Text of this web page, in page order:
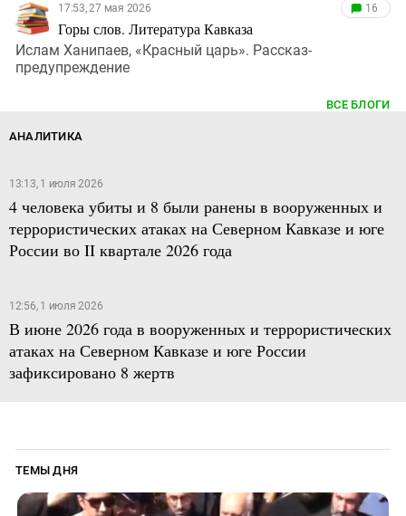
17:53, 27 мая 2026
Горы слов. Литература Кавказа
16
Ислам Ханипаев, «Красный царь». Рассказ-
предупреждение
ВСЕ БЛОГИ
АНАЛИТИКА
13:13, 1 июля 2026
4 человека убиты и 8 были ранены в вооруженных и
террористических атаках на Северном Кавказе и юге
России во II квартале 2026 года
12:56, 1 июля 2026
В июне 2026 года в вооруженных и террористических
атаках на Северном Кавказе и юге России
зафиксировано 8 жертв
ТЕМЫ ДНЯ